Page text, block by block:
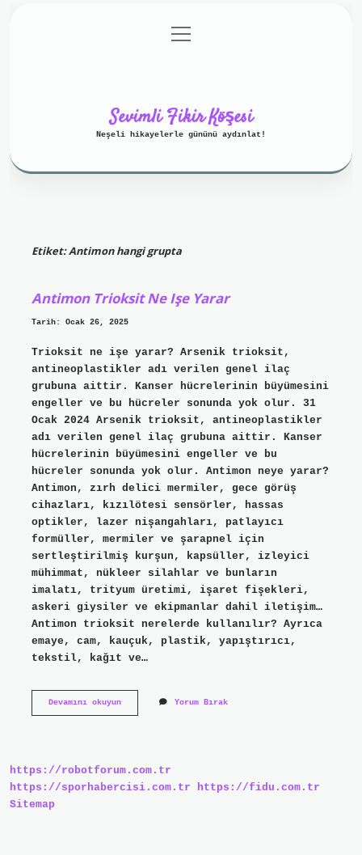
Gizlilik Politikası
menüyü
aç
Sevimli Fikir Köşesi
Neşeli hikayelerle gününü aydınlat!
Etiket:Antimon hangi grupta
Antimon Trioksit Ne Işe Yarar
Tarih: Ocak 26, 2025
Trioksit ne işe yarar? Arsenik trioksit,
antineoplastikler adı verilen genel ilaç
grubuna aittir. Kanser hücrelerinin büyümesini
engeller ve bu hücreler sonunda yok olur. 31
Ocak 2024 Arsenik trioksit, antineoplastikler
adı verilen genel ilaç grubuna aittir. Kanser
hücrelerinin büyümesini engeller ve bu
hücreler sonunda yok olur. Antimon neye yarar?
Antimon, zırh delici mermiler, gece görüş
cihazları, kızılötesi sensörler, hassas
optikler, lazer nişangahları, patlayıcı
formüller, mermiler ve şarapnel için
sertleştirilmiş kurşun, kapsüller, izleyici
mühimmat, nükleer silahlar ve bunların
imalatı, trityum üretimi, işaret fişekleri,
askeri giysiler ve ekipmanlar dahil iletişim…
Antimon trioksit nerelerde kullanılır? Ayrıca
emaye, cam, kauçuk, plastik, yapıştırıcı,
tekstil, kağıt ve…
Devamını okuyunAntimon
Yorum Bırak
https://robotforum.com.tr
https://sporhabercisi.com.tr
https://fidu.com.tr
Sitemap